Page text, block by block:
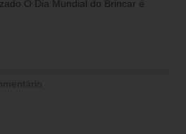
O Dia Mundial do Brincar é